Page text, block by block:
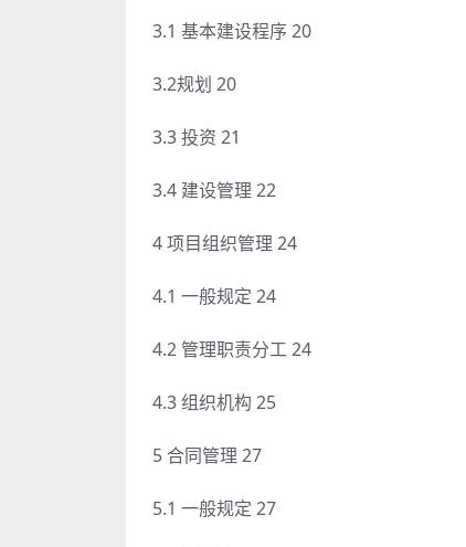
3.1 基本建设程序 20
3.2规划 20
3.3 投资 21
3.4 建设管理 22
4 项目组织管理 24
4.1 一般规定 24
4.2 管理职责分工 24
4.3 组织机构 25
5 合同管理 27
5.1 一般规定 27